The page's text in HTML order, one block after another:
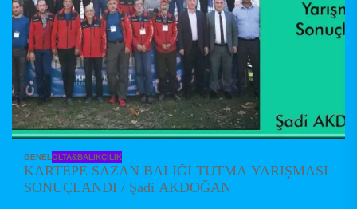
GENELOLTA&BALIKÇILIK
KARTEPE SAZAN BALIĞI TUTMA YARIŞMASI
SONUÇLANDI / Şadi AKDOĞAN